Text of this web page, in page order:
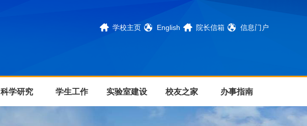
学校主页 English 院长信箱 信息门户
科学研究 学生工作 实验室建设 校友之家 办事指南